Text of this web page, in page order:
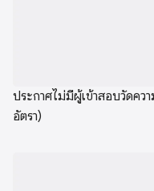
ประกาศไม่มีผู้เข้าสอบวัดค
อัตรา)